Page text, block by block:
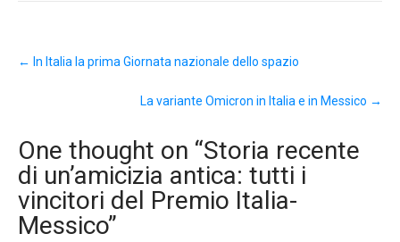
navigation
← In Italia la prima Giornata nazionale dello spazio
La variante Omicron in Italia e in Messico →
One thought on “Storia recente
di un’amicizia antica: tutti i
vincitori del Premio Italia-
Messico”